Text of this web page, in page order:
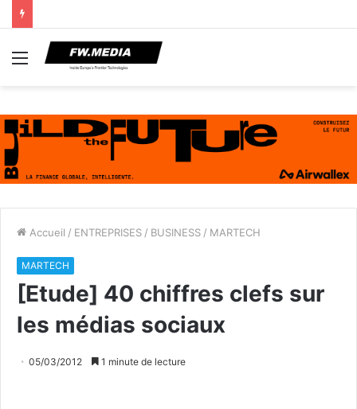
Menu
Accueil / ENTREPRISES / BUSINESS / MARTECH
MARTECH
[Etude] 40 chiffres clefs sur
les médias sociaux
05/03/2012 1 minute de lecture